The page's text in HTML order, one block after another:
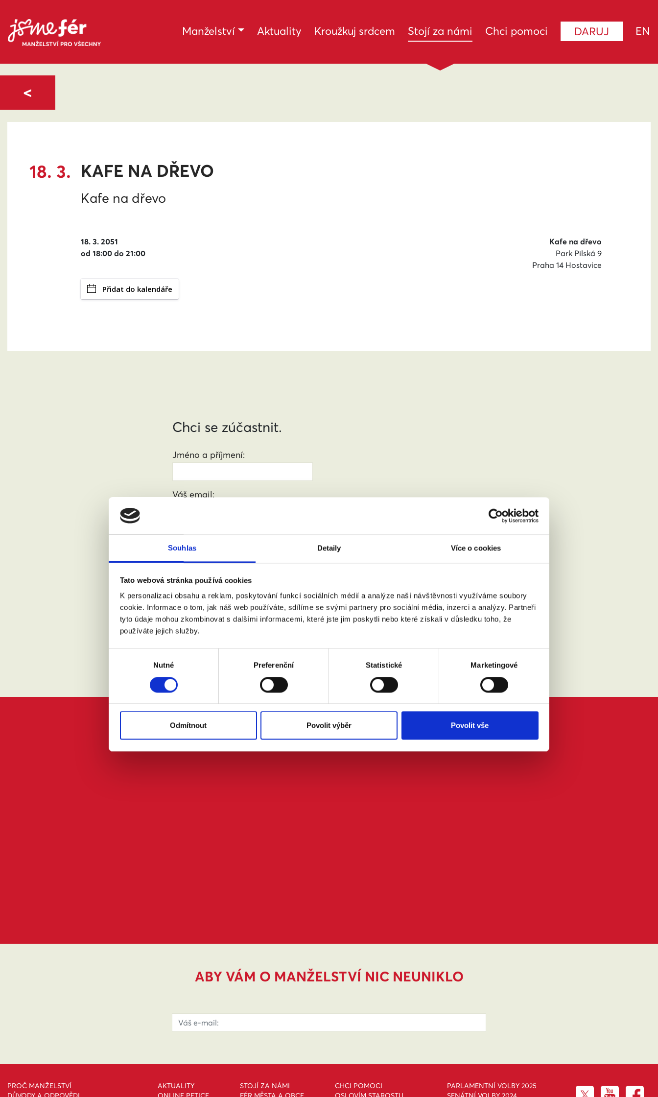
Souhlas Detaily Více o cookies
Tato webová stránka používá cookies
K personalizaci obsahu a reklam, poskytování funkcí sociálních médií a analýze naší návštěvnosti využíváme soubory
cookie. Informace o tom, jak náš web používáte, sdílíme se svými partnery pro sociální média, inzerci a analýzy. Partneři
tyto údaje mohou zkombinovat s dalšími informacemi, které jste jim poskytli nebo které získali v důsledku toho, že
používáte jejich služby.
Nutné Preferenční Statistické Marketingové
Odmítnout Povolit výběr Povolit vše
Manželství Aktuality Kroužkuj srdcem Stojí za námi (current)
Chci pomoci DARUJ EN
18. 3. KAFE NA DŘEVO
Kafe na dřevo
18. 3. 2051
od 18:00 do 21:00
Kafe na dřevo
Park Pilská 9
Praha 14 Hostavice
Přidat do kalendáře
<
Chci se zúčastnit.
Jméno a příjmení:
Váš email:
Kde žijete?(město, PSČ):
Přijdu s doprovodem.
Souhlasím se zpracováním osobních údajů podle zákona č. 101/2000 Sb.Přečíst
ABY VÁM O MANŽELSTVÍ NIC NEUNIKLO
PROČ MANŽELSTVÍ
AKTUALITY
STOJÍ ZA NÁMI
CHCI POMOCI
PARLAMENTNÍ VOLBY 2025